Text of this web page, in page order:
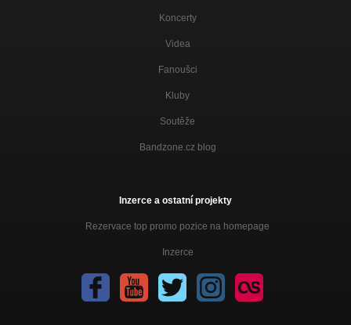
Koncerty
Videa
Fanoušci
Kluby
Soutěže
Bandzone.cz blog
Inzerce a ostatní projekty
Rezervace top promo pozice na homepage
Inzerce